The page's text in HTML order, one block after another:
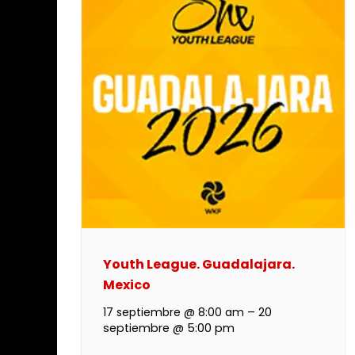
Youth League. Guadalajara.
Mexico
17 septiembre @ 8:00 am – 20
septiembre @ 5:00 pm